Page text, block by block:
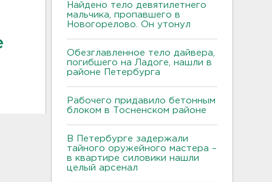
Найдено тело девятилетнего
мальчика, пропавшего в
Новогорелово. Он утонул
Обезглавленное тело дайвера,
погибшего на Ладоге, нашли в
районе Петербурга
Рабочего придавило бетонным
блоком в Тосненском районе
В Петербурге задержали
тайного оружейного мастера –
в квартире силовики нашли
целый арсенал